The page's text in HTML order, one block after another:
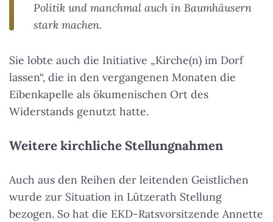
Politik und manchmal auch in Baumhäusern
stark machen.
Sie lobte auch die Initiative „Kirche(n) im Dorf
lassen“, die in den vergangenen Monaten die
Eibenkapelle als ökumenischen Ort des
Widerstands genutzt hatte.
Weitere kirchliche Stellungnahmen
Auch aus den Reihen der leitenden Geistlichen
wurde zur Situation in Lützerath Stellung
bezogen. So hat die EKD-Ratsvorsitzende Annette